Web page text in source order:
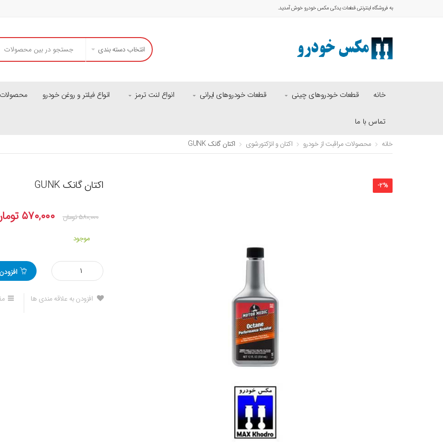
به فروشگاه اینترنتی قطعات یدکی مکس خودرو خوش آمدید.
انتخاب دسته بندی
خانه قطعات خودروهای چینی قطعات خودروهای ایرانی انواع لنت ترمز انواع فیلتر و روغن خودرو محصولات
تماس با ما
خانه محصولات مراقبت از خودرو اکتان و انژکتورشوی اکتان گانک GUNK
-2% اکتان گانک GUNK
۵۸۰,۰۰۰تومان ۵۷۰,۰۰۰
موجود
مقدار
اکتان
GUNKافزودن به علاقه مندی ها